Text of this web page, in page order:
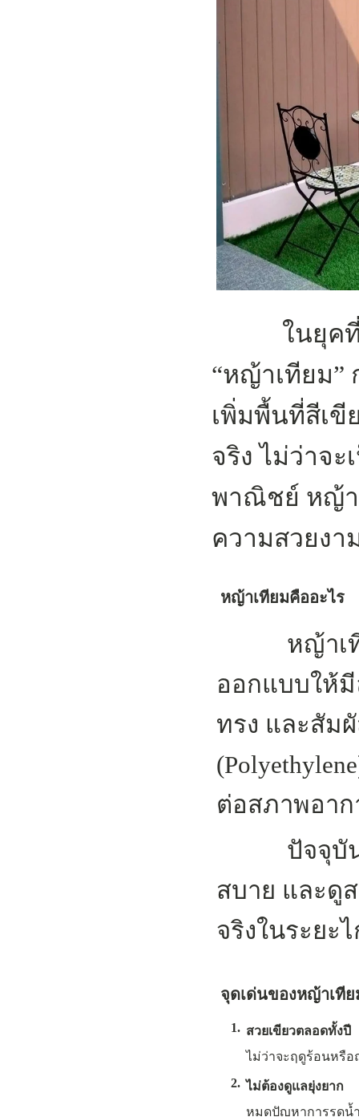
ในยุคที่เว
“หญ้าเทียม”
เพิ่มพื้นที่สีเขี
จริง ไม่ว่าจ
พาณิชย์ หญ้า
ความสวยงา
หญ้าเทียมคืออะไร
หญ้าเทียม
ออกแบบให้
ทรง และสัม
ต่อสภาพอา
ปัจจุบันมีก
สบาย และดู
จริงในระยะ
จุดเด่นของหญ้าเทีย
1. สวยเขียวตลอดทั้งปี
ไม่ว่าจะฤดูร้อนหรือ
2. ไม่ต้องดูแลยุ่งยาก
หมดปัญหาการรดน้